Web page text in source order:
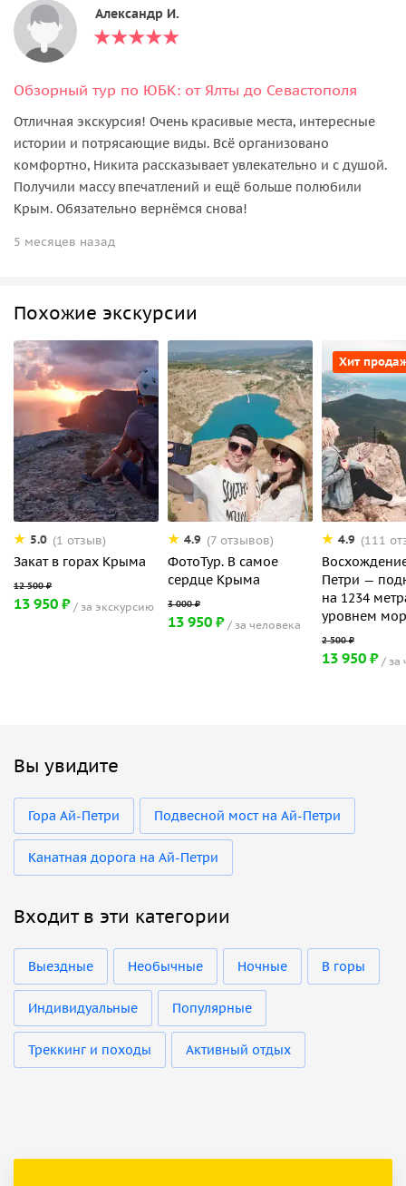
Александр И.
Обзорный тур по ЮБК: от Ялты до Севастополя
Отличная экскурсия! Очень красивые места, интересные
истории и потрясающие виды. Всё организовано
комфортно, Никита рассказывает увлекательно и с душой.
Получили массу впечатлений и ещё больше полюбили
Крым. Обязательно вернёмся снова!
5 месяцев назад
Похожие экскурсии
5.0 (1 отзыв)
Закат в горах Крыма
13 950 ₽ за экскурсию
4.9 (7 отзывов)
ФотоТур. В самое
сердце Крыма
13 950 ₽ за человека
Хит
4.9 (111
Петри —
на 1234
уровнем
13 950 ₽ за
Вы увидите
Гора Ай-Петри Подвесной мост на Ай-Петри
Канатная дорога на Ай-Петри
Входит в эти категории
Выездные Необычные Ночные В горы
Индивидуальные Популярные
Треккинг и походы Активный отдых